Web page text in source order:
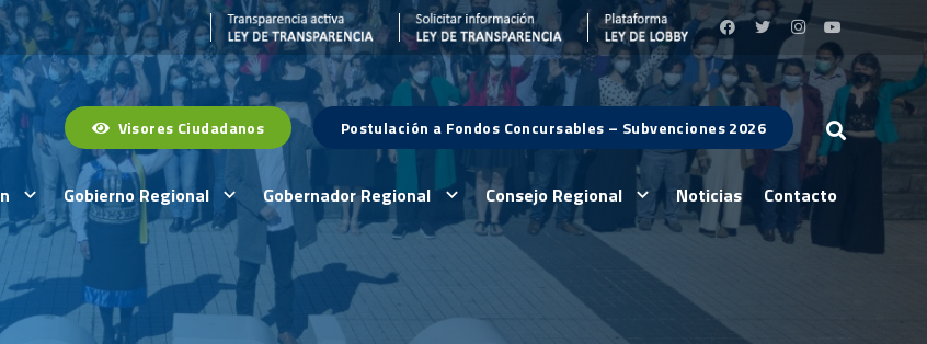
Visores Ciudadanos Postulación a Fondos Concursables – Subvenciones 2026
Gobierno Regional Gobernador Regional Consejo Regional Noticias Contacto